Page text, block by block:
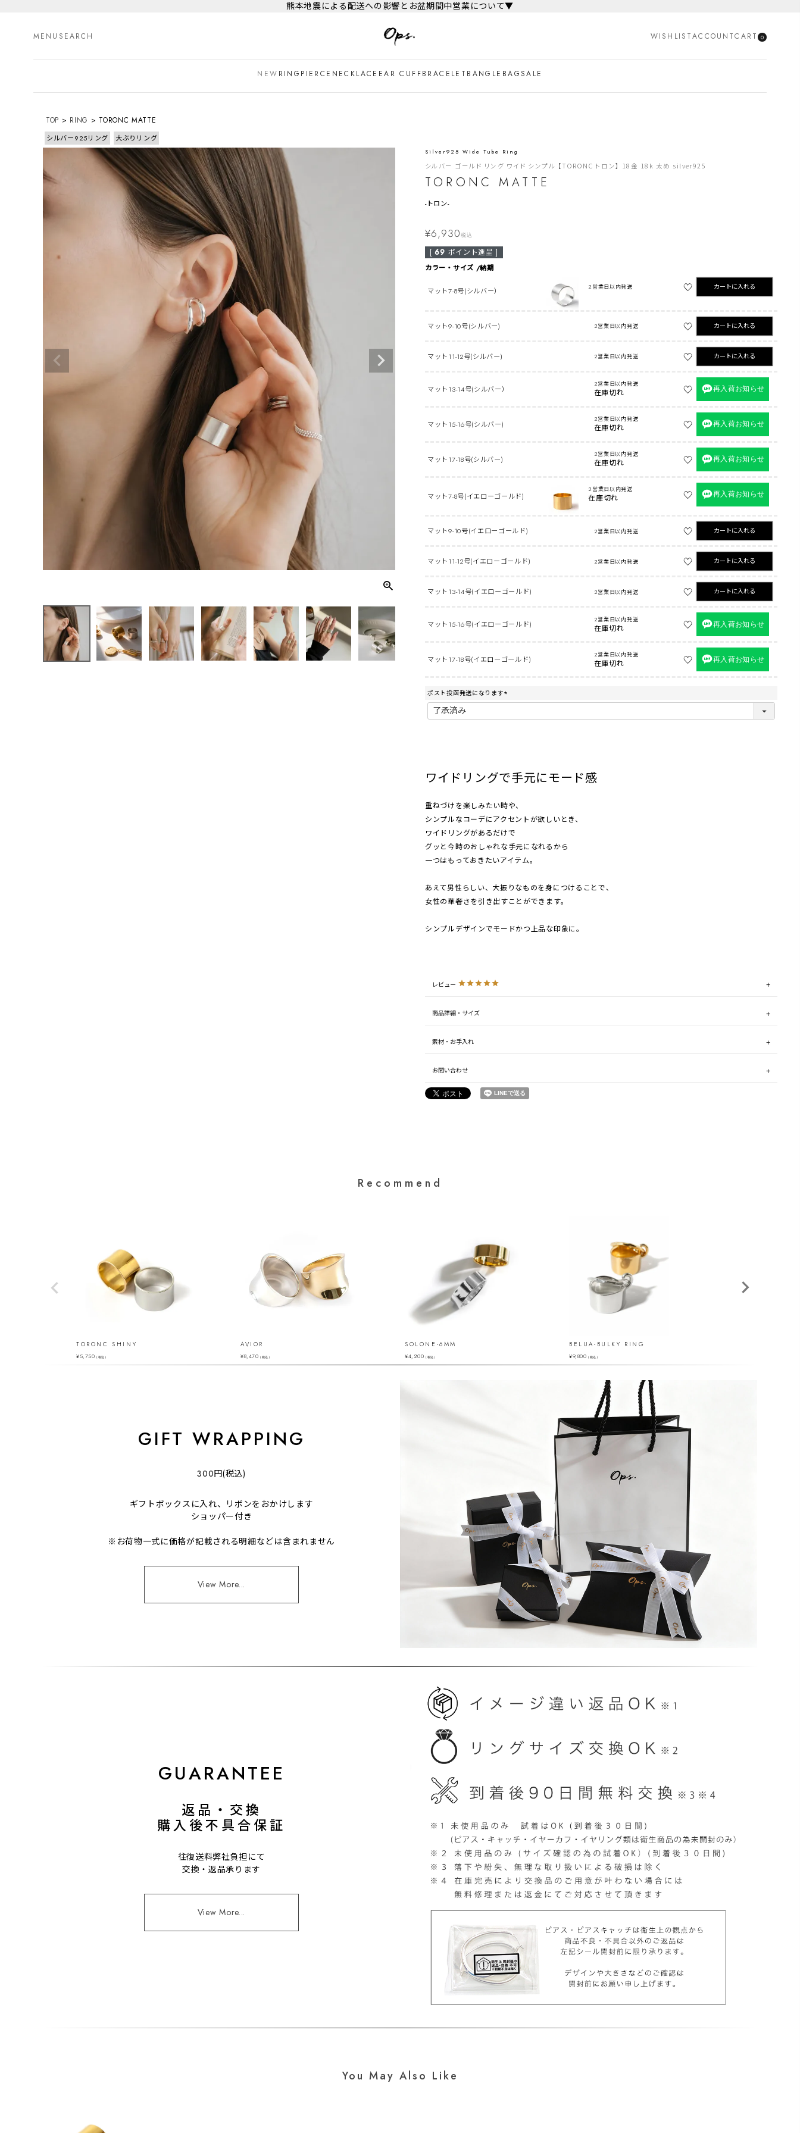
熊本地震による配送への影響とお盆期間中営業について▼
MENU SEARCH WISHLISTACCOUNTCART 0
NEW RING PIERCE NECKLACE EAR CUFFBRACELET BANGLE BAGSALE
SEARCH
TOP RING TORONC MATTE
シルバー925リング 大ぶりリング
Silver925 Wide Tube Ring
シルバー ゴールド リング ワイド シンプル 【TORONC トロン】 18金 18k 太め silver925
TORONC MATTE
-トロン-
¥6,930税込
[ 69 ポイント進呈 ]
カラー・サイズ 納期
マット7-8号(シルバー） 2営業日以内発送 カートに入れる
マット9-10号(シルバー) 2営業日以内発送 カートに入れる
マット11-12号(シルバー) 2営業日以内発送 カートに入れる
マット13-14号(シルバー）
2営業日以内発送
在庫切れ 再入荷お知らせ
マット15-16号(シルバー)
2営業日以内発送
在庫切れ 再入荷お知らせ
マット17-18号(シルバー)
2営業日以内発送
在庫切れ 再入荷お知らせ
マット7-8号(イエローゴールド)
2営業日以内発送
在庫切れ 再入荷お知らせ
マット9-10号(イエローゴールド) 2営業日以内発送 カートに入れる
マット11-12号(イエローゴールド) 2営業日以内発送 カートに入れる
マット13-14号(イエローゴールド) 2営業日以内発送 カートに入れる
マット15-16号(イエローゴールド)
2営業日以内発送
在庫切れ 再入荷お知らせ
マット17-18号(イエローゴールド)
2営業日以内発送
在庫切れ 再入荷お知らせ
ポスト投函発送になります
(
須
ワイドリングで手元にモード感
重ねづけを楽しみたい時や、
シンプルなコーデにアクセントが欲しいとき、
ワイドリングがあるだけで
グッと今時のおしゃれな手元になれるから
一つはもっておきたいアイテム。
あえて男性らしい、大振りなものを身につけることで、
女性の華奢さを引き出すことができます。
シンプルデザインでモードかつ上品な印象に。
レビュー
商品詳細・サイズ
素材・お手入れ
お問い合わせ
Recommend
TORONC SHINY
¥5,750 （税込）
AVIOR
¥8,470 （税込）
SOLONE-6MM
¥4,200 （税込）
BELUA-BULKY RING
¥9,800 （税込）
GIFT WRAPPING
300円(税込)
ギフトボックスに入れ、リボンをおかけします
ショッパー付き
※お荷物一式に価格が記載される明細などは含まれません
View More...
GUARANTEE
返品・交換
購入後不具合保証
往復送料弊社負担にて
交換・返品承ります
View More...
You May Also Like